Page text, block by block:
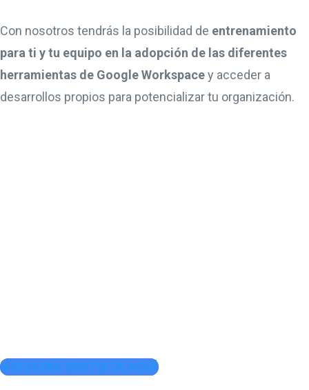
Con nosotros tendrás la posibilidad de entrenamiento
para ti y tu equipo en la adopción de las diferentes
herramientas de Google Workspacey acceder a
desarrollos propios para potencializar tu organización.
ASESORÍA GRATUITA AQUÍ